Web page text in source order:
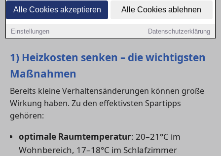
Alle Cookies akzeptieren Alle Cookies ablehnen
Einstellungen Datenschutzerklärung
folgenden Tipps helfen Bewohner:innen in in
Schwerin, langfristig Kosten zu sparen und
gleichzeitig den Wohnkomfort zu erhöhen.
1) Heizkosten senken – die wichtigsten
Maßnahmen
Bereits kleine Verhaltensänderungen können große
Wirkung haben. Zu den effektivsten Spartipps
gehören:
optimale Raumtemperatur: 20–21°C im
Wohnbereich, 17–18°C im Schlafzimmer